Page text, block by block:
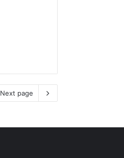
Next page